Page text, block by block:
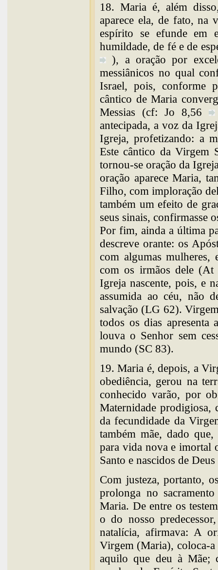
18. Maria é, além
aparece ela, de fato, na
espírito se efunde em
humildade, de fé e de
), a oração por
messiânicos no qual
Israel, pois, conforme
cântico de Maria
Messias (cf: Jo 8,56
antecipada, a voz da
Igreja, profetizando: a
Este cântico da Virgem
tornou-se oração da
oração aparece Maria,
Filho, com imploração
também um efeito de
seus sinais, confirmasse
Por fim, ainda a última
descreve orante: os
com algumas mulheres,
com os irmãos dele
Igreja nascente, pois, e
assumida ao céu, não
salvação (LG 62).
todos os dias apresenta
louva o Senhor sem
mundo (SC 83).
19. Maria é, depois, a
obediência, gerou na
conhecido varão, por
Maternidade
da fecundidade da
também mãe, dado
para vida nova e imortal
Santo e nascidos de
Com justeza, portanto,
prolonga no
Maria. De entre os
o do nosso
natalícia, afirmava: A
Virgem (Maria), coloca-
aquilo que deu à Mãe;